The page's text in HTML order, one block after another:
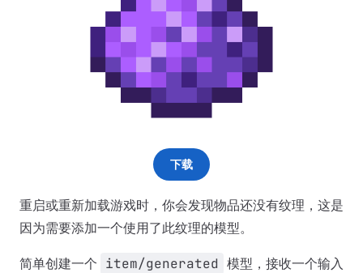
下载
重启或重新加载游戏时，你会发现物品还没有纹理，这是
因为需要添加一个使用了此纹理的模型。
简单创建一个 item/generated 模型，接收一个输入